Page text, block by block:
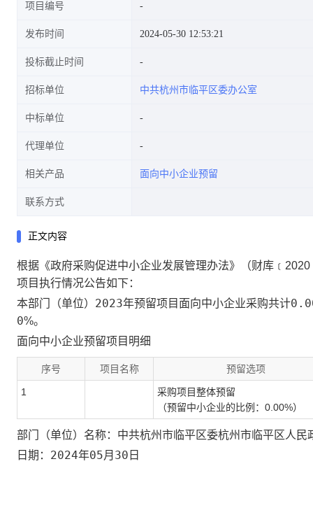
项目编号
发布时间 2024-05-30 12:53:21
投标截止时间
招标单位 中共杭州市临平区委办公室
中标单位
代理单位
相关产品 面向中小企业预留
联系方式
正文内容
根据《政府采购促进中小企业发展管理办法》（财库
项目执行情况公告如下：
本部门（单位） 2023年预留项目面向中小企业采购共计
0%。
面向中小企业预留项目明细
序号 项目名称 预留选项
1
采购项目整体预留
（预留中小企业的比例：0.00%）
部门（单位）名称： 中共杭州市临平区委杭州市临平区人民
日期： 2024年05月30日